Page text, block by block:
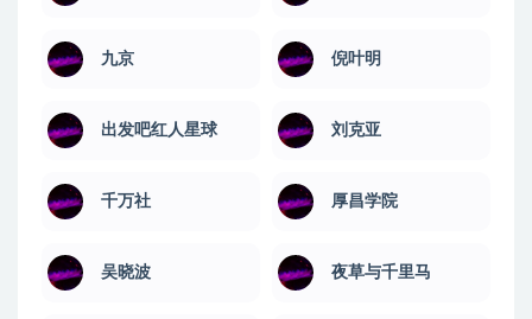
九京 倪叶明
出发吧红人星球 刘克亚
千万社 厚昌学院
吴晓波 夜草与千里马